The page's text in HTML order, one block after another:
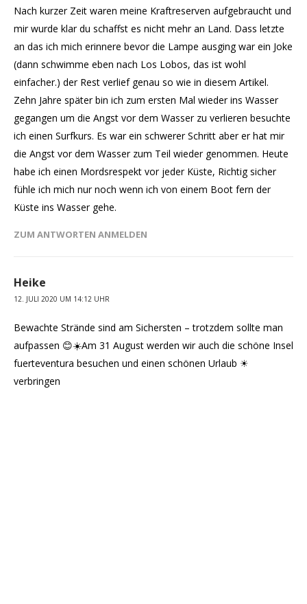
Nach kurzer Zeit waren meine Kraftreserven aufgebraucht und
mir wurde klar du schaffst es nicht mehr an Land. Dass letzte
an das ich mich erinnere bevor die Lampe ausging war ein Joke
(dann schwimme eben nach Los Lobos, das ist wohl
einfacher.) der Rest verlief genau so wie in diesem Artikel.
Zehn Jahre später bin ich zum ersten Mal wieder ins Wasser
gegangen um die Angst vor dem Wasser zu verlieren besuchte
ich einen Surfkurs. Es war ein schwerer Schritt aber er hat mir
die Angst vor dem Wasser zum Teil wieder genommen. Heute
habe ich einen Mordsrespekt vor jeder Küste, Richtig sicher
fühle ich mich nur noch wenn ich von einem Boot fern der
Küste ins Wasser gehe.
ZUM ANTWORTEN ANMELDEN
Heike
12. JULI 2020 UM 14:12 UHR
Bewachte Strände sind am Sichersten – trotzdem sollte man
aufpassen 😊☀️Am 31 August werden wir auch die schöne Insel
fuerteventura besuchen und einen schönen Urlaub ☀
verbringen